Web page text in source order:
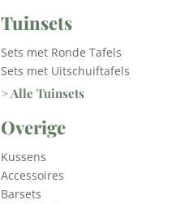
Tuinsets
Sets met Ronde Tafels
Sets met Uitschuiftafels
> Alle Tuinsets
Overige
Kussens
Accessoires
Barsets